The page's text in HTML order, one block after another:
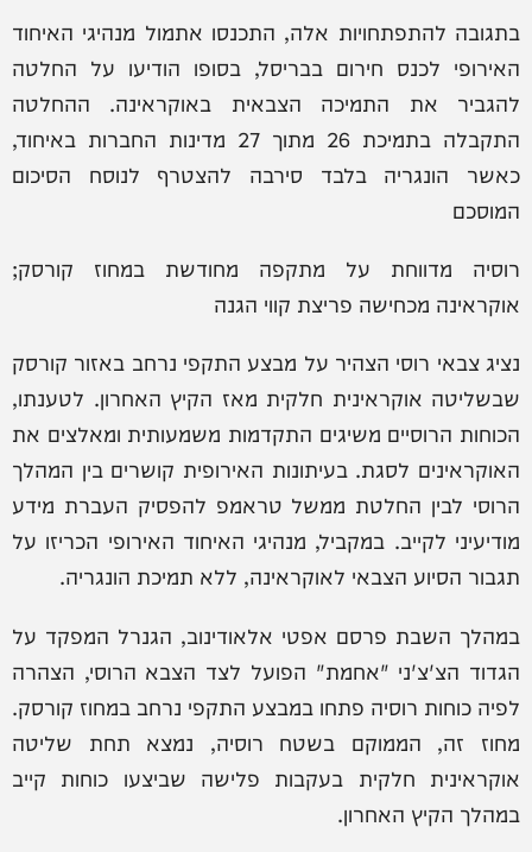
בתגובה להתפתחויות אלה, התכנסו אתמול מנהיגי האיחוד
האירופי לכנס חירום בבריסל, בסופו הודיעו על החלטה
להגביר את התמיכה הצבאית באוקראינה. ההחלטה
התקבלה בתמיכת 26 מתוך 27 מדינות החברות באיחוד,
כאשר הונגריה בלבד סירבה להצטרף לנוסח הסיכום
המוסכם
רוסיה מדווחת על מתקפה מחודשת במחוז קורסק;
אוקראינה מכחישה פריצת קווי הגנה
נציג צבאי רוסי הצהיר על מבצע התקפי נרחב באזור קורסק
שבשליטה אוקראינית חלקית מאז הקיץ האחרון. לטענתו,
הכוחות הרוסיים משיגים התקדמות משמעותית ומאלצים את
האוקראינים לסגת. בעיתונות האירופית קושרים בין המהלך
הרוסי לבין החלטת ממשל טראמפ להפסיק העברת מידע
מודיעיני לקייב. במקביל, מנהיגי האיחוד האירופי הכריזו על
תגבור הסיוע הצבאי לאוקראינה, ללא תמיכת הונגריה.
במהלך השבת פרסם אפטי אלאודינוב, הגנרל המפקד על
הגדוד הצ'צ'ני "אחמת" הפועל לצד הצבא הרוסי, הצהרה
לפיה כוחות רוסיה פתחו במבצע התקפי נרחב במחוז קורסק.
מחוז זה, הממוקם בשטח רוסיה, נמצא תחת שליטה
אוקראינית חלקית בעקבות פלישה שביצעו כוחות קייב
במהלך הקיץ האחרון.